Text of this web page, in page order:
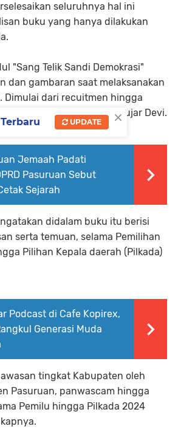
seluruhnya hal ini
buku yang hanya dilakukan
"Sang Telik Sandi Demokrasi"
dan gambaran saat melaksanakan
Dimulai dari recuitmen hingga
sampai selesai," ujar Devi.
Jemaah Padati
Pasuruan Sebut
Sejarah
didalam buku itu berisi
serta temuan, selama Pemilihan
Pilihan Kepala daerah (Pilkada)
Podcast di Cafe Kopirex,
Generasi Muda
tingkat Kabupaten oleh
Pasuruan, panwascam hingga
Pemilu hingga Pilkada 2024
×
UPDATE